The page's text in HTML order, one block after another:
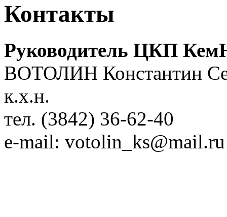
Контакты
Руководитель ЦКП
ВОТОЛИН Константин
к.х.н.
тел. (3842) 36-62-40
e-mail: votolin_ks@mail.ru